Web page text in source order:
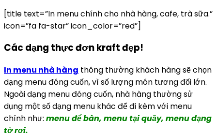
[title text=”In menu chính cho nhà hàng, cafe, trà sữa.”
icon=”fa fa-star” icon_color=”red”]
Các dạng thực đơn kraft đẹp!
In menu nhà hàng thông thường khách hàng sẽ chọn
dạng menu đóng cuốn, vì số lượng món tương đối lớn.
Ngoài dạng menu đóng cuốn, nhà hàng thường sử
dụng một số dạng menu khác để đi kèm với menu
chính như: menu để bàn, menu tại quầy, menu dạng
tờ rơi.